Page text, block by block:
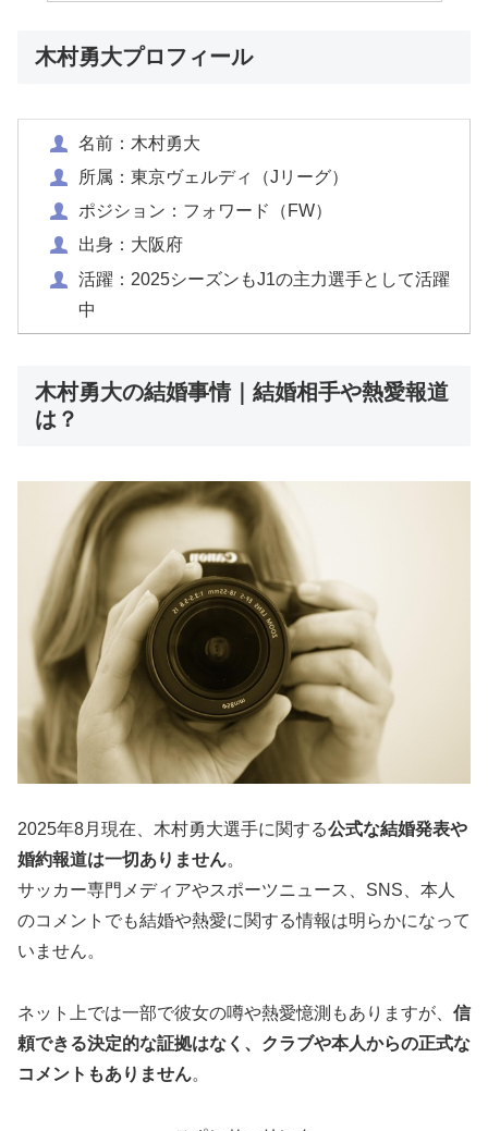
木村勇大プロフィール
名前：木村勇大
所属：東京ヴェルディ（Jリーグ）
ポジション：フォワード（FW）
出身：大阪府
活躍：2025シーズンもJ1の主力選手として活躍
中
木村勇大の結婚事情｜結婚相手や熱愛報道
は？
2025年8月現在、木村勇大選手に関する公式な結婚発表や
婚約報道は一切ありません。
サッカー専門メディアやスポーツニュース、SNS、本人
のコメントでも結婚や熱愛に関する情報は明らかになって
いません。
ネット上では一部で彼女の噂や熱愛憶測もありますが、 信
頼できる決定的な証拠はなく、クラブや本人からの正式な
コメントもありません。